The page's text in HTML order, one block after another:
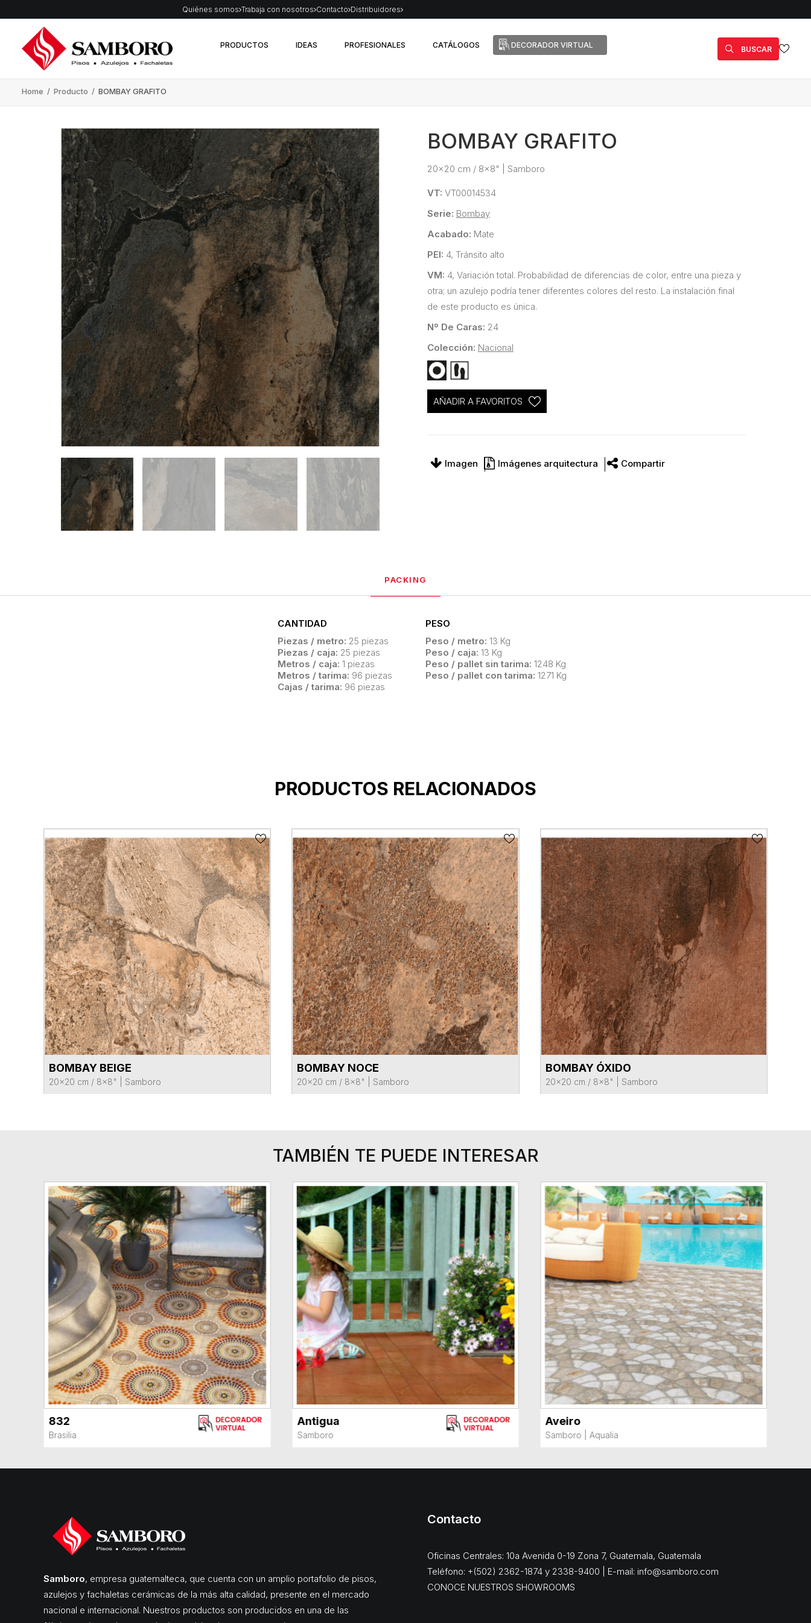
Quiénes somos Trabaja con nosotros Contacto Distribuidores
PRODUCTOS IDEAS PROFESIONALES CATÁLOGOS DECORADOR VIRTUAL BUSCAR
Home / Producto / BOMBAY GRAFITO
BOMBAY GRAFITO
20x20 cm / 8x8" Samboro
VT: VT00014534
Serie: Bombay
Acabado: Mate
PEI: 4, Tránsito alto
VM: 4, Variación total. Probabilidad de diferencias de color, entre una pieza y
otra; un azulejo podría tener diferentes colores del resto. La instalación final
de este producto es única.
Nº De Caras: 24
Colección: Nacional
AÑADIR A FAVORITOS
Imagen Imágenes arquitectura Compartir
PACKING
CANTIDAD
Piezas / metro: 25 piezas
Piezas / caja: 25 piezas
Metros / caja: 1 piezas
Metros / tarima: 96 piezas
Cajas / tarima: 96 piezas
PESO
Peso / metro: 13 Kg
Peso / caja: 13 Kg
Peso / pallet sin tarima: 1248 Kg
Peso / pallet con tarima: 1271 Kg
PRODUCTOS RELACIONADOS
VER FICHA DEL PRODUCTO
BOMBAY BEIGE
20x20 cm / 8x8" Samboro
VER FICHA DEL PRODUCTO
BOMBAY NOCE
20x20 cm / 8x8" Samboro
VER FICHA DEL PRODUCTO
BOMBAY ÓXIDO
20x20 cm / 8x8" Samboro
TAMBIÉN TE PUEDE INTERESAR
832
Brasilia
Antigua
Samboro
Aveiro
Samboro Aqualia
Samboro, empresa guatemalteca, que cuenta con un amplio portafolio de pisos,
azulejos y fachaletas cerámicas de la más alta calidad, presente en el mercado
nacional e internacional. Nuestros productos son producidos en una de las
Contacto
Oficinas Centrales: 10a Avenida 0-19 Zona 7, Guatemala, Guatemala
Teléfono: +(502) 2362-1874 y 2338-9400 | E-mail: info@samboro.com
CONOCE NUESTROS SHOWROOMS